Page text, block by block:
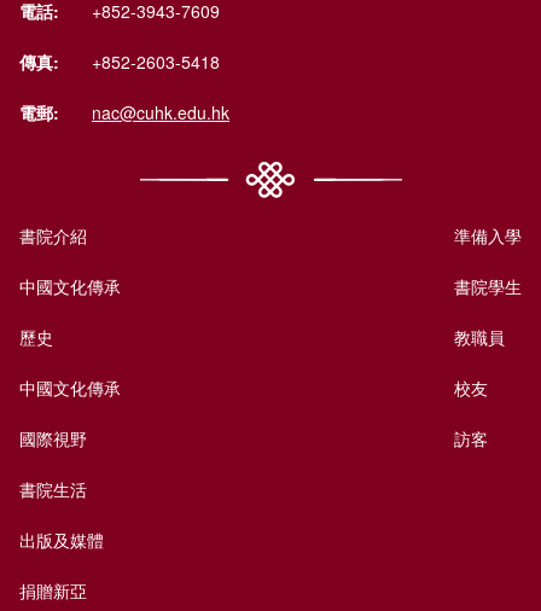
電話: +852-3943-7609
傳真: +852-2603-5418
電郵: nac@cuhk.edu.hk
書院介紹
中國文化傳承
歷史
中國文化傳承
國際視野
書院生活
出版及媒體
捐贈新亞
準備入學
書院學生
教職員
校友
訪客